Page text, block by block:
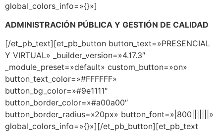
global_colors_info=»{}»]
ADMINISTRACIÓN PÚBLICA Y GESTIÓN DE CALIDAD
[/et_pb_text][et_pb_button button_text=»PRESENCIAL
Y VIRTUAL» _builder_version=»4.17.3″
_module_preset=»default» custom_button=»on»
button_text_color=»#FFFFFF»
button_bg_color=»#9e1111″
button_border_color=»#a00a00″
button_border_radius=»20px» button_font=»|800|||||||»
global_colors_info=»{}»][/et_pb_button][et_pb_text